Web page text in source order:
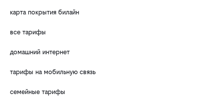
карта покрытия билайн
все тарифы
домашний интернет
тарифы на мобильную связь
семейные тарифы